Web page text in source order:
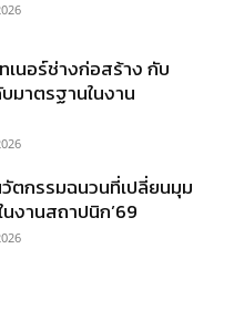
เนอร์ช่างก่อสร้าง กับ
มาตรฐานในงาน
ตกรรมฉนวนที่เปลี่ยนมุม
งานสถาปนิก’69